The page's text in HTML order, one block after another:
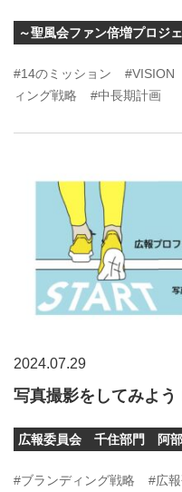
～聖風会ファン倍増プロジ
#14のミッション #VISION
ィング戦略
#中長期計画
2024.07.29
写真撮影をしてみよう
広報委員会 千住部門 阿
#ブランディング戦略 #広